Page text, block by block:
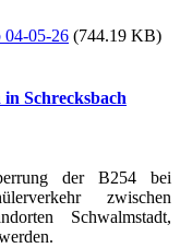
04-05-26 (744.19 KB)
Schrecksbach
der B254 bei
zwischen
Schwalmstadt,